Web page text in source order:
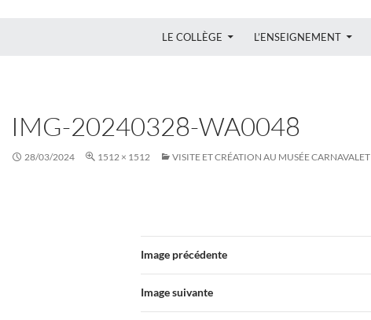
LE COLLÈGE L’ENSEIGNEMENT
IMG-20240328-WA0048
28/03/2024 1512 × 1512 VISITE ET CRÉATION AU MUSÉE CARNAVALET
Image précédente
Image suivante